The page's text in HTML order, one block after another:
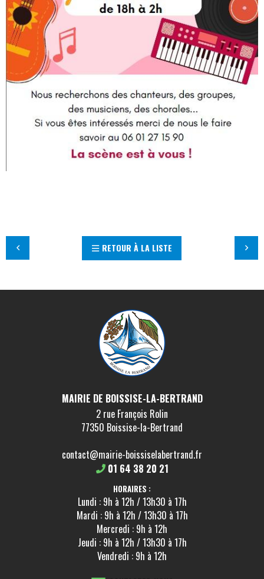
RETOUR À LA LISTE
MAIRIE DE BOISSISE-LA-BERTRAND
2 rue François Rolin
77350 Boissise-la-Bertrand
contact@mairie-boissiselabertrand.fr
01 64 38 20 21
HORAIRES :
Lundi : 9h à 12h / 13h30 à 17h
Mardi : 9h à 12h / 13h30 à 17h
Mercredi : 9h à 12h
Jeudi : 9h à 12h / 13h30 à 17h
Vendredi : 9h à 12h